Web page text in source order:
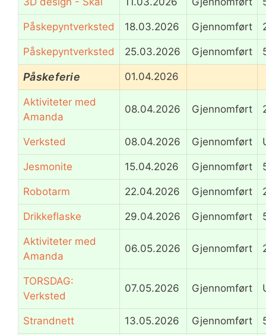
Påskepyntverksted 18.03.2026 Gjennomført
Påskepyntverksted 25.03.2026 Gjennomført
Påskeferie 01.04.2026
Aktiviteter med
Amanda
08.04.2026 Gjennomført
Verksted 08.04.2026 Gjennomført
Jesmonite 15.04.2026 Gjennomført
Robotarm 22.04.2026 Gjennomført
Drikkeflaske 29.04.2026 Gjennomført
Aktiviteter med
Amanda
06.05.2026 Gjennomført
TORSDAG:
Verksted
07.05.2026 Gjennomført
Strandnett 13.05.2026 Gjennomført